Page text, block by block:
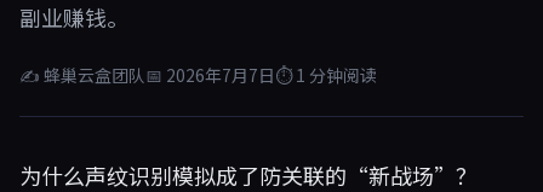
副业赚钱。
✍ 蜂巢云盒团队📅 2026年7月7日⏱ 1 分钟阅读
为什么声纹识别模拟成了防关联的“新战场”？